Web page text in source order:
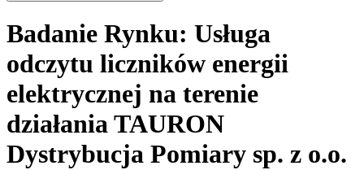
Badanie Rynku: Usługa
odczytu liczników energii
elektrycznej na terenie
działania TAURON
Dystrybucja Pomiary sp. z o.o.